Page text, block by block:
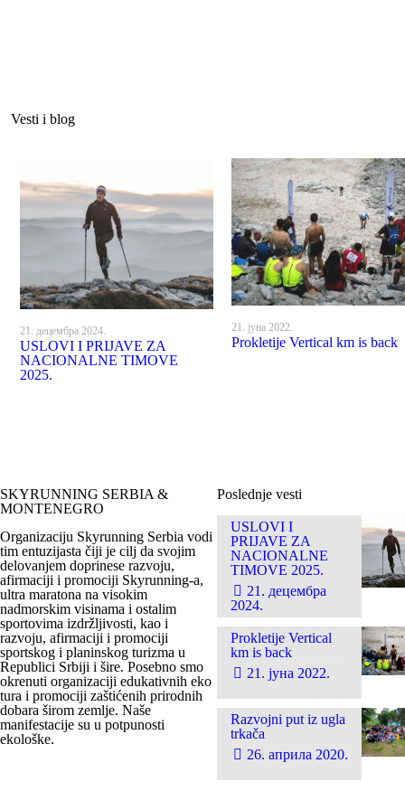
Vesti i blog
21. децембра 2024.
USLOVI I PRIJAVE ZA
NACIONALNE TIMOVE
2025.
21. јуна 2022.
Prokletije Vertical km is back
SKYRUNNING SERBIA &
MONTENEGRO
Organizaciju Skyrunning Serbia vodi
tim entuzijasta čiji je cilj da svojim
delovanjem doprinese razvoju,
afirmaciji i promociji Skyrunning-a,
ultra maratona na visokim
nadmorskim visinama i ostalim
sportovima izdržljivosti, kao i
razvoju, afirmaciji i promociji
sportskog i planinskog turizma u
Republici Srbiji i šire. Posebno smo
okrenuti organizaciji edukativnih eko
tura i promociji zaštićenih prirodnih
dobara širom zemlje. Naše
manifestacije su u potpunosti
ekološke.
Poslednje vesti
USLOVI I
PRIJAVE ZA
NACIONALNE
TIMOVE 2025.
21. децембра
2024.
Prokletije Vertical
km is back
21. јуна 2022.
Razvojni put iz ugla
trkača
26. априла 2020.